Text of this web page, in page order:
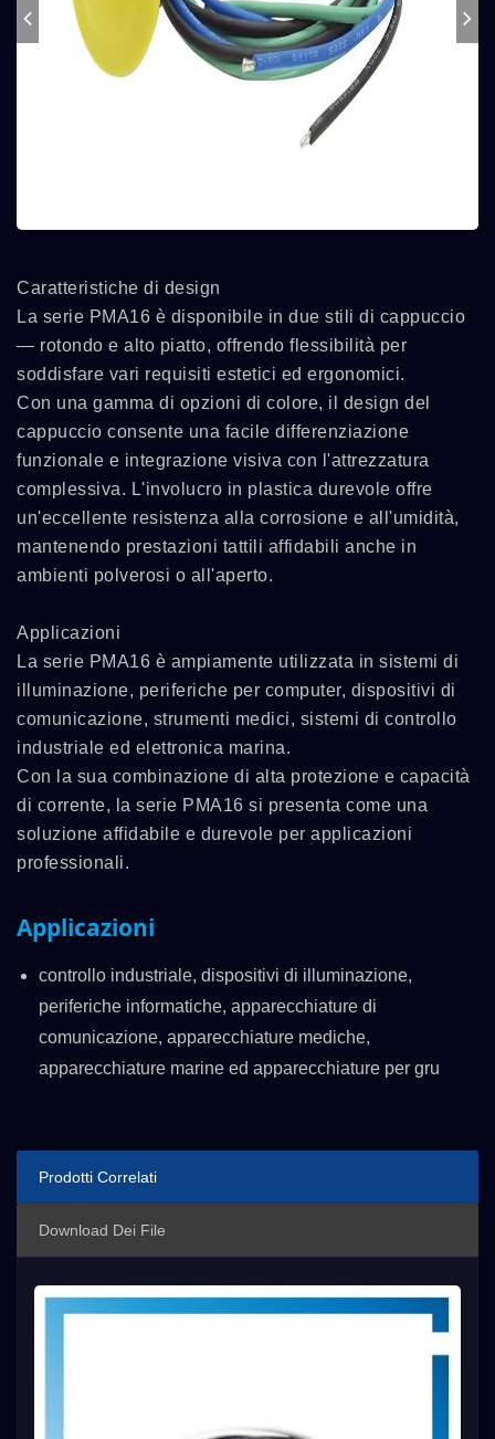
Caratteristiche di design
La serie PMA16 è disponibile in due stili di cappuccio
— rotondo e alto piatto, offrendo flessibilità per
soddisfare vari requisiti estetici ed ergonomici.
Con una gamma di opzioni di colore, il design del
cappuccio consente una facile differenziazione
funzionale e integrazione visiva con l'attrezzatura
complessiva. L'involucro in plastica durevole offre
un'eccellente resistenza alla corrosione e all'umidità,
mantenendo prestazioni tattili affidabili anche in
ambienti polverosi o all'aperto.
Applicazioni
La serie PMA16 è ampiamente utilizzata in sistemi di
illuminazione, periferiche per computer, dispositivi di
comunicazione, strumenti medici, sistemi di controllo
industriale ed elettronica marina.
Con la sua combinazione di alta protezione e capacità
di corrente, la serie PMA16 si presenta come una
soluzione affidabile e durevole per applicazioni
professionali.
Applicazioni
controllo industriale, dispositivi di illuminazione,
periferiche informatiche, apparecchiature di
comunicazione, apparecchiature mediche,
apparecchiature marine ed apparecchiature per gru
Prodotti Correlati
Download Dei File